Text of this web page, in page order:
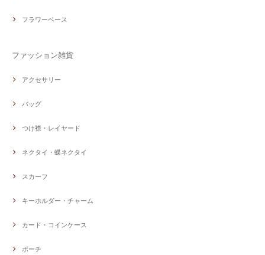
フラワーベース
ファッション雑貨
アクセサリー
バッグ
つけ襟・レイヤード
ネクタイ・蝶ネクタイ
スカーフ
キーホルダー・チャーム
カード・コインケース
ポーチ